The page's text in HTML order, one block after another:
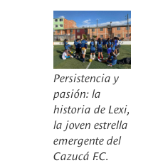
Persistencia y
pasión: la
historia de Lexi,
la joven estrella
emergente del
Cazucá F.C.